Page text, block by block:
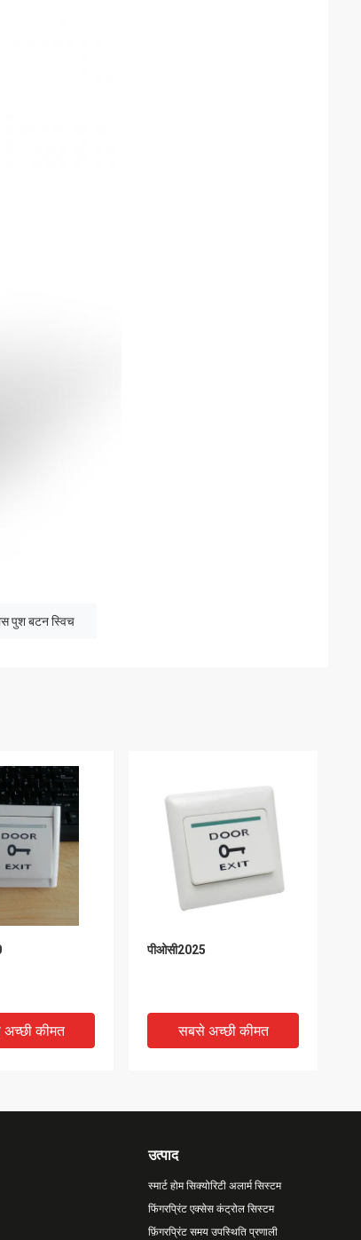
पुश बटन स्विच
कीमत
पीओसी2025
सबसे अच्छी कीमत
उत्पाद
स्मार्ट होम सिक्योरिटी अलार्म सिस्टम
फिंगरप्रिंट एक्सेस कंट्रोल सिस्टम
फ़िंगरप्रिंट समय उपस्थिति प्रणाली